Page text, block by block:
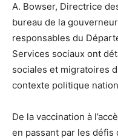
A. Bowser, Directrice
bureau de la
responsables du
Services sociaux ont
sociales et migratoires
contexte politique
De la vaccination à
en passant par les défis